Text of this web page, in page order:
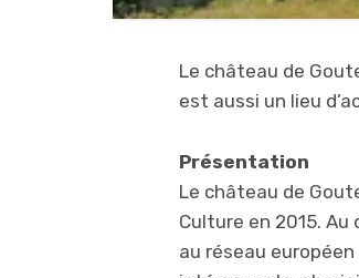
Le château de
est aussi un lieu
Présentation
Le château de
Culture en 2015.
au réseau